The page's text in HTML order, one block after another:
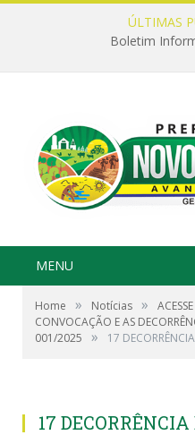
ÚLTIMAS
Boletim
MENU
Home » Notícias »
CONVOCAÇÃO E AS
001/2025
» 17
17